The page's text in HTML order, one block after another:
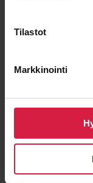
Tilastot
Markkinointi